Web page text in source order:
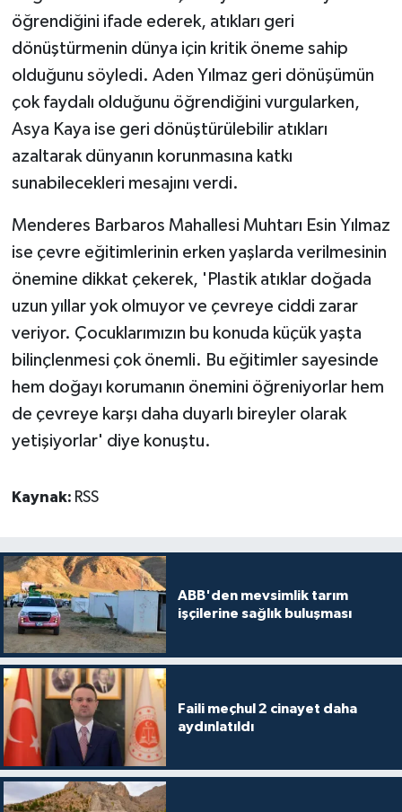
öğrendiğini ifade ederek, atıkları geri
dönüştürmenin dünya için kritik öneme sahip
olduğunu söyledi. Aden Yılmaz geri dönüşümün
çok faydalı olduğunu öğrendiğini vurgularken,
Asya Kaya ise geri dönüştürülebilir atıkları
azaltarak dünyanın korunmasına katkı
sunabilecekleri mesajını verdi.
Menderes Barbaros Mahallesi Muhtarı Esin Yılmaz
ise çevre eğitimlerinin erken yaşlarda verilmesinin
önemine dikkat çekerek, 'Plastik atıklar doğada
uzun yıllar yok olmuyor ve çevreye ciddi zarar
veriyor. Çocuklarımızın bu konuda küçük yaşta
bilinçlenmesi çok önemli. Bu eğitimler sayesinde
hem doğayı korumanın önemini öğreniyorlar hem
de çevreye karşı daha duyarlı bireyler olarak
yetişiyorlar' diye konuştu.
Kaynak: RSS
ABB'den mevsimlik tarım
işçilerine sağlık buluşması
Faili meçhul 2 cinayet daha
aydınlatıldı